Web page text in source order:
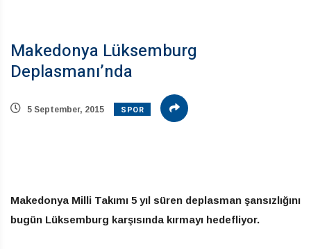
Makedonya Lüksemburg
Deplasmanı’nda
5 September, 2015 SPOR
Makedonya Milli Takımı 5 yıl süren deplasman şansızlığını
bugün Lüksemburg karşısında kırmayı hedefliyor.